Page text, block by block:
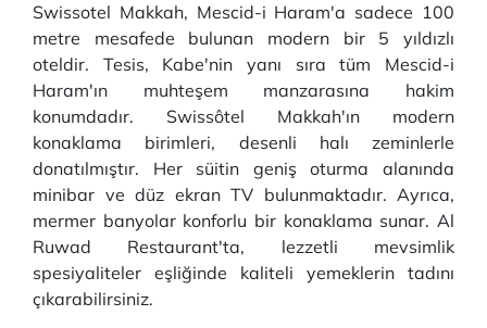
Swissotel Makkah, Mescid-i Haram'a sadece 100
metre mesafede bulunan modern bir 5 yıldızlı
oteldir. Tesis, Kabe'nin yanı sıra tüm Mescid-i
Haram'ın muhteşem manzarasına hakim
konumdadır. Swissôtel Makkah'ın modern
konaklama birimleri, desenli halı zeminlerle
donatılmıştır. Her süitin geniş oturma alanında
minibar ve düz ekran TV bulunmaktadır. Ayrıca,
mermer banyolar konforlu bir konaklama sunar. Al
Ruwad Restaurant'ta, lezzetli mevsimlik
spesiyaliteler eşliğinde kaliteli yemeklerin tadını
çıkarabilirsiniz.